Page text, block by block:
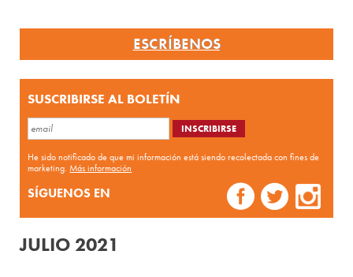
ESCRÍBENOS
SUSCRIBIRSE AL BOLETÍN
He sido notificado de que mi información está siendo recolectada con fines de
marketing.Más información
SÍGUENOS EN
JULIO 2021